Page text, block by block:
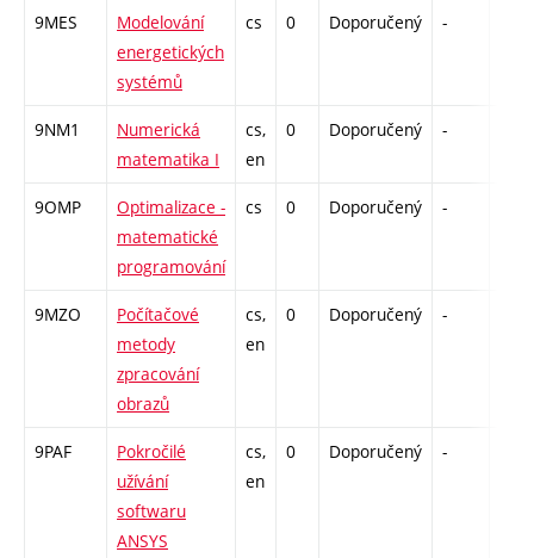
9MES
Modelování
energetických
systémů
cs 0 Doporučený -
9NM1
Numerická
matematika I
cs,
en
0 Doporučený -
9OMP
Optimalizace -
matematické
programování
cs 0 Doporučený -
9MZO
Počítačové
metody
zpracování
obrazů
cs,
en
0 Doporučený -
9PAF
Pokročilé
užívání
softwaru
ANSYS
cs,
en
0 Doporučený -